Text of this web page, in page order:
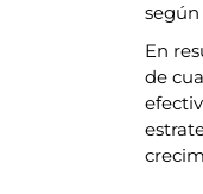
según
En
de